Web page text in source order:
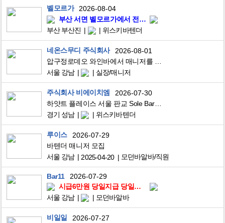
벨모르가
2026-08-04
부산 서면 벨모르가에서 전문 바텐더를 구인합니다.
부산 부산진
위스키바텐더
네온스무디 주식회사
2026-08-01
서울 강남
실장/매니저
주식회사 비에이치엠
2026-07-30
하얏트 플레이스 서울 판교 Sole Bar 헤드바텐더 채용
경기 성남
위스키바텐더
루이스
2026-07-29
바텐더 매니저 모집
서울 강남
2025-04-20 모던바알바/직원
Bar11
2026-07-29
시급6만원 당일지급 당일체험 체험비지급
서울 강남
모던바알바
비일일
2026-07-27